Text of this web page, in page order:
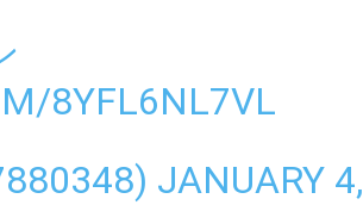
8YFL6NL7VL
JANUARY 4,